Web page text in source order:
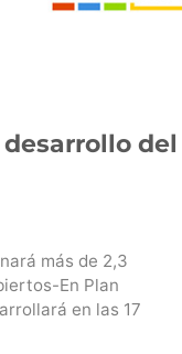
del
más de 2,3
En Plan
en las 17